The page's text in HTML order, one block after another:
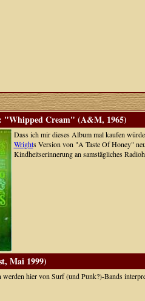
Cream" (A&M, 1965)
Dass ich mir dieses Album mal kaufen
Wrights Version von "A Taste Of Honey"
Kindheitserinnerung an samstägliches
Mai 1999)
hier von Surf (und Punk?)-Bands